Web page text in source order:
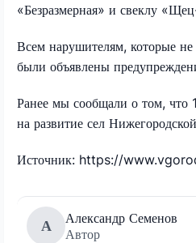
«Безразмерная» и свеклу
Всем нарушителям, которые не
были объявлены
Ранее мы сообщали о том, что
на развитие сел
Источник: https://
А
Александр Семенов
Автор